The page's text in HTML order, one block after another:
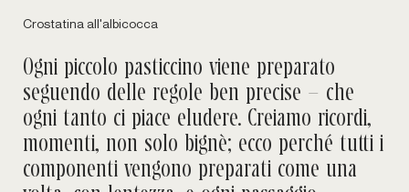
Crostatina all'albicocca
Ogni piccolo pasticcino viene preparato
seguendo delle regole ben precise – che
ogni tanto ci piace eludere. Creiamo ricordi,
momenti, non solo bignè; ecco perché tutti i
componenti vengono preparati come una